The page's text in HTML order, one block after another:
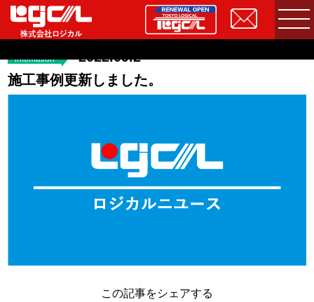
infomation
2022.09.2
施工事例更新しました。
この記事をシェアする